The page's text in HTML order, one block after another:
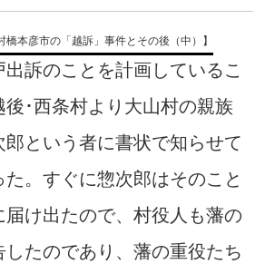
本彦市の「越訴」事件とその後（中）】
訴のことを計画しているこ
後･西条村より大山村の親族
郎という者に書状で知らせて
。すぐに惣次郎はそのこと
届け出たので、村役人も藩の
たのであり、藩の重役たち